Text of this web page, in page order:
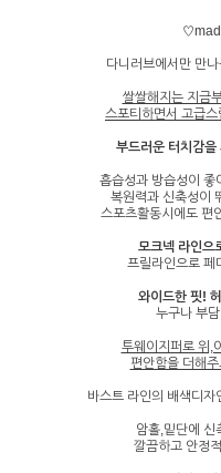
다니러브에서만 만
쌀쌀해지는 지금
스포티하면서 고급
부드러운 터치감을
흡습성과 방습성이 좋
복원력과 신축성이
스포츠활동시에도 편
모크넥 라인으
프릴라인으로 페
와이드한 핏!
누구나 부
투웨이지퍼로 위,
편안함을 더해
바스트 라인의 배색디
암홀,밑단에 신
깔끔하고 안정